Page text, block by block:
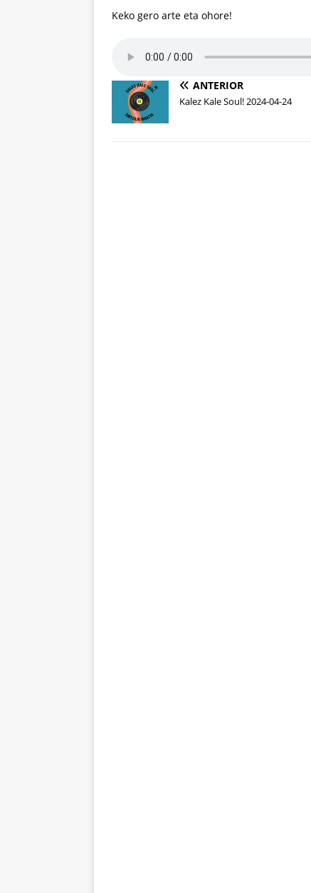
Keko gero arte eta ohore!
ANTERIOR
Kalez Kale Soul! 2024-04-24